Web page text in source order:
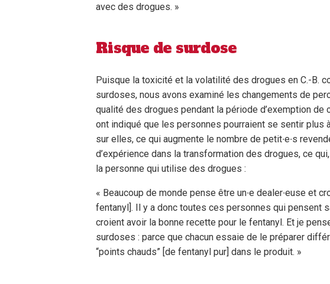
avec des drogues. »
Risque de surdose
Puisque la toxicité et la volatilité des drogues en C.-B.
surdoses, nous avons examiné les changements de
qualité des drogues pendant la période d’exemption de
ont indiqué que les personnes pourraient se sentir plus
sur elles, ce qui augmente le nombre de petit∙e∙s
d’expérience dans la transformation des drogues, ce
la personne qui utilise des drogues :
« Beaucoup de monde pense être un∙e dealer∙euse et
fentanyl]. Il y a donc toutes ces personnes qui pensent
croient avoir la bonne recette pour le fentanyl. Et je
surdoses : parce que chacun essaie de le préparer
“points chauds” [de fentanyl pur] dans le produit. »